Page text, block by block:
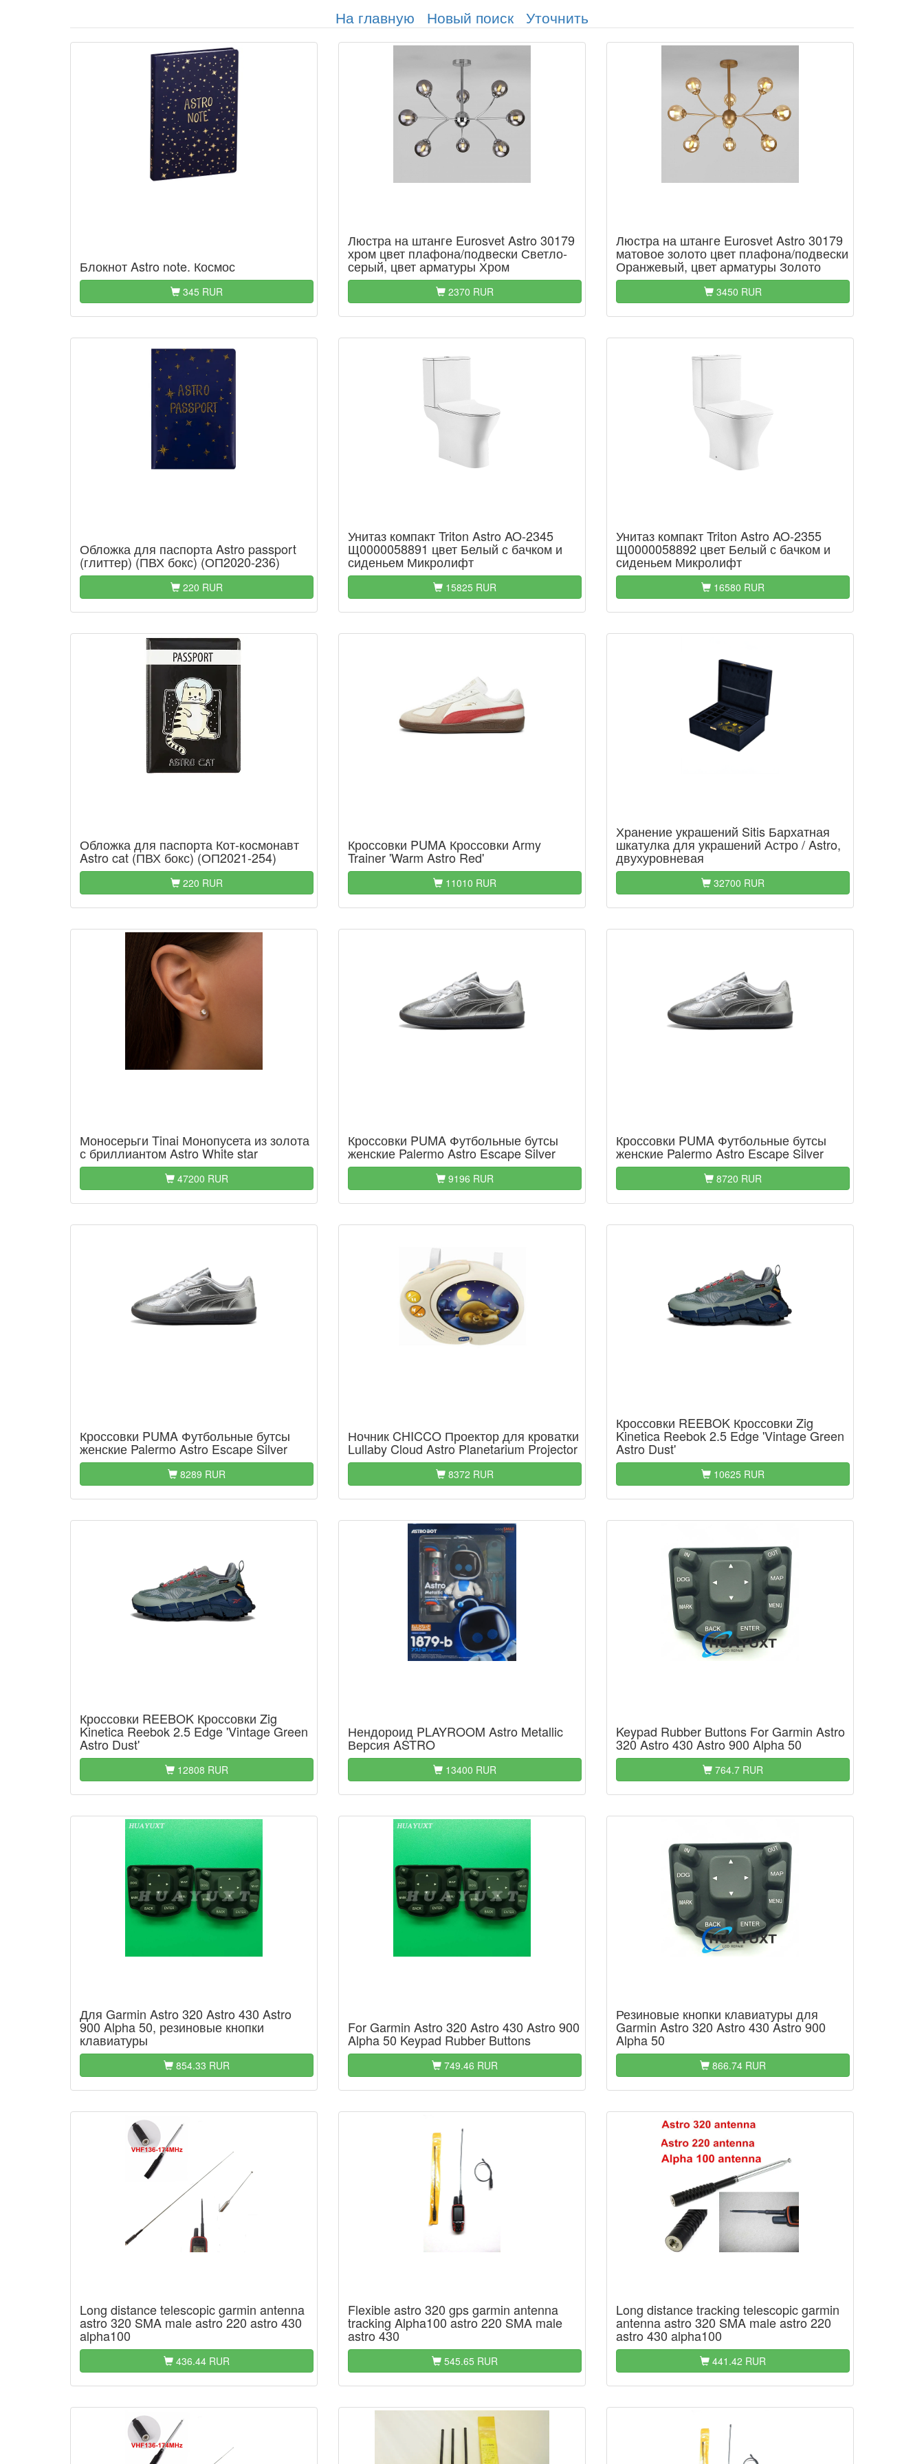
На главную Новый поиск Уточнить
Блокнот Astro note. Космос
345 RUR
Люстра на штанге Eurosvet Astro 30179
хром цвет плафона/подвески Светло-
серый, цвет арматуры Хром
2370 RUR
Люстра на штанге Eurosvet Astro 30179
матовое золото цвет плафона/подвески
Оранжевый, цвет арматуры Золото
3450 RUR
Обложка для паспорта Astro passport
(глиттер) (ПВХ бокс) (ОП2020-236)
220 RUR
Унитаз компакт Triton Astro AO-2345
Щ0000058891 цвет Белый с бачком и
сиденьем Микролифт
15825 RUR
Унитаз компакт Triton Astro AO-2355
Щ0000058892 цвет Белый с бачком и
сиденьем Микролифт
16580 RUR
Обложка для паспорта Кот-космонавт
Astro cat (ПВХ бокс) (ОП2021-254)
220 RUR
Кроссовки PUMA Кроссовки Army
Trainer 'Warm Astro Red'
11010 RUR
Хранение украшений Sitis Бархатная
шкатулка для украшений Астро / Astro,
двухуровневая
32700 RUR
Моносерьги Tinai Монопусета из золота
с бриллиантом Astro White star
47200 RUR
Кроссовки PUMA Футбольные бутсы
женские Palermo Astro Escape Silver
9196 RUR
Кроссовки PUMA Футбольные бутсы
женские Palermo Astro Escape Silver
8720 RUR
Кроссовки PUMA Футбольные бутсы
женские Palermo Astro Escape Silver
8289 RUR
Ночник CHICCO Проектор для кроватки
Lullaby Cloud Astro Planetarium Projector
8372 RUR
Кроссовки REEBOK Кроссовки Zig
Kinetica Reebok 2.5 Edge 'Vintage Green
Astro Dust'
10625 RUR
Кроссовки REEBOK Кроссовки Zig
Kinetica Reebok 2.5 Edge 'Vintage Green
Astro Dust'
12808 RUR
Нендороид PLAYROOM Astro Metallic
Версия ASTRO
13400 RUR
Keypad Rubber Buttons For Garmin Astro
320 Astro 430 Astro 900 Alpha 50
764.7 RUR
Для Garmin Astro 320 Astro 430 Astro
900 Alpha 50, резиновые кнопки
клавиатуры
854.33 RUR
For Garmin Astro 320 Astro 430 Astro 900
Alpha 50 Keypad Rubber Buttons
749.46 RUR
Резиновые кнопки клавиатуры для
Garmin Astro 320 Astro 430 Astro 900
Alpha 50
866.74 RUR
Long distance telescopic garmin antenna
astro 320 SMA male astro 220 astro 430
alpha100
436.44 RUR
Flexible astro 320 gps garmin antenna
tracking Alpha100 astro 220 SMA male
astro 430
545.65 RUR
Long distance tracking telescopic garmin
antenna astro 320 SMA male astro 220
astro 430 alpha100
441.42 RUR